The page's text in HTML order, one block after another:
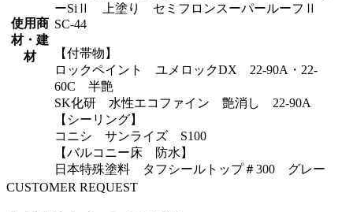
使用商
材・建
材
ーSiⅡ 上塗り セミフロンスーパールーフⅡ
SC-44
【付帯物】
ロックペイント ユメロックDX 22-90A・22-
60C 半艶
SK化研 水性エコファイン 艶消し 22-90A
【シーリング】
コニシ サンライズ S100
【バルコニー床 防水】
日本特殊塗料 タフシールトップ＃300 グレー
CUSTOMER REQUEST